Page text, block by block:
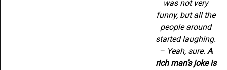
was not very
funny, but all the
people around
started laughing.
– Yeah, sure. A
rich man’s joke is